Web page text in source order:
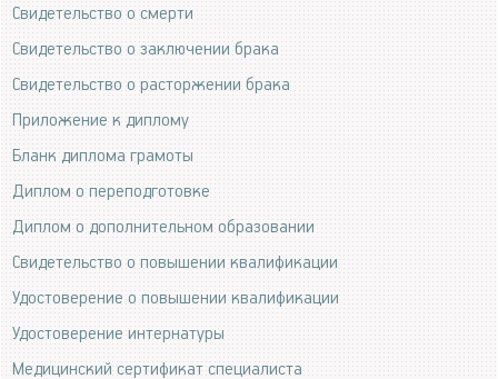
Свидетельство о смерти
Свидетельство о заключении брака
Свидетельство о расторжении брака
Приложение к диплому
Бланк диплома грамоты
Диплом о переподготовке
Диплом о дополнительном образовании
Свидетельство о повышении квалификации
Удостоверение о повышении квалификации
Удостоверение интернатуры
Медицинский сертификат специалиста